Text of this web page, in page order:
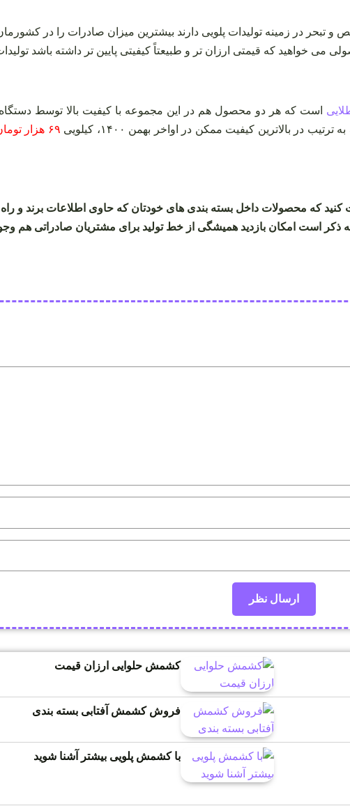
در زمینه‌ تولیدات پلویی دارند بیشترین میزان صادرات را در
خواهید که قیمتی ارزان‌ تر و طبیعتاً کیفیتی پایین‌ تر داشته باشد
است که هر دو محصول هم در این مجموعه با کیفیت بالا توسط
۶۹ هزار تومان
کنید که محصولات داخل بسته بندی های خودتان که حاوی اطلاعات برند و
است امکان بازدید همیشگی از خط تولید برای مشتریان صادراتی هم وجود
کشمش حلوایی ارزان قیمت
فروش کشمش آفتابی بسته بندی
با کشمش پلویی بیشتر آشنا شوید